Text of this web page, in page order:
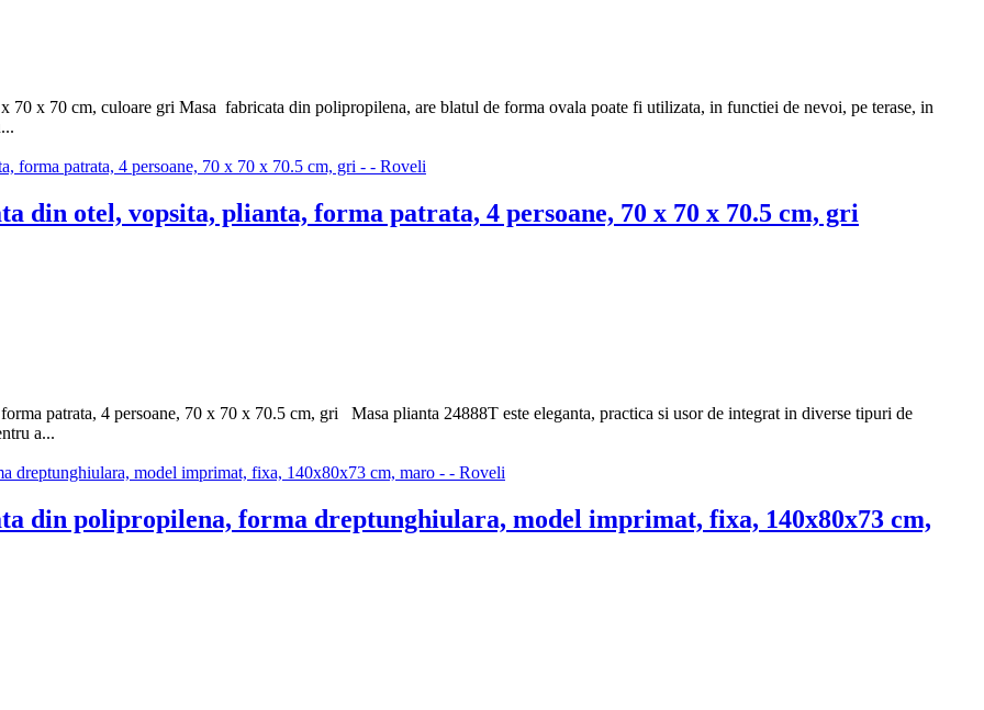
x 70 cm, culoare gri Masa fabricata din polipropilena, are blatul de forma ovala poate fi utilizata, in functiei de nevoi, pe terase, in
din otel, vopsita, plianta, forma patrata, 4 persoane, 70 x 70 x 70.5 cm, gri
patrata, 4 persoane, 70 x 70 x 70.5 cm, gri Masa plianta 24888T este eleganta, practica si usor de integrat in diverse tipuri de
a...
din polipropilena, forma dreptunghiulara, model imprimat, fixa, 140x80x73 cm,